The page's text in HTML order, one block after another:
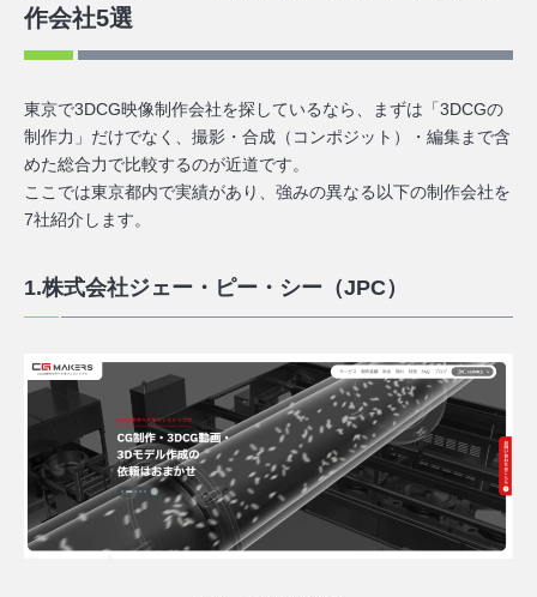
作会社5選
東京で3DCG映像制作会社を探しているなら、まずは「3DCGの
制作力」だけでなく、撮影・合成（コンポジット）・編集まで含
めた総合力で比較するのが近道です。
ここでは東京都内で実績があり、強みの異なる以下の制作会社を
7社紹介します。
1.株式会社ジェー・ピー・シー（JPC）